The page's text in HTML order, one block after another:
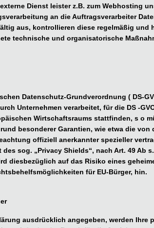
Dienst leister z.B. zum Webhosting
an die Auftragsverarbeiter
aus, kontrollieren diese regelmäßig
technische und organisatorische
Datenschutz-Grundverordnung ( DS-
Unternehmen verarbeitet, für die DS -
Wirtschaftsraums stattfinden, s o
besonderer Garantien, wie etwa die
offiziell anerkannter spezieller
sog. „Privacy Shields“, nach Art. 49
diesbezüglich auf das Risiko eines
für EU-Bürger, hin.
ausdrücklich angegeben, werden